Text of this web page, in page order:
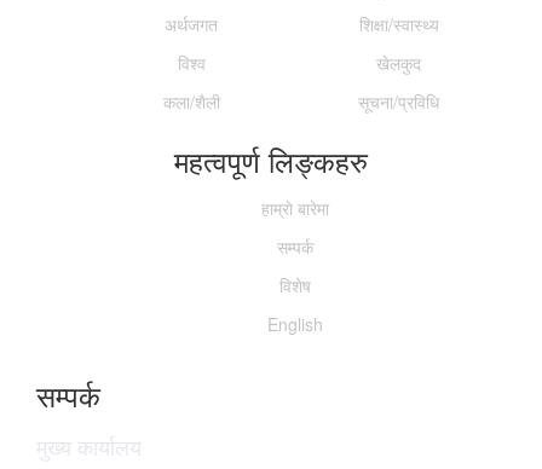
अर्थजगत
शिक्षा/स्वास्थ्य
विश्व
खेलकुद
कला/शैली
सूचना/प्रविधि
महत्वपूर्ण लिङ्कहरु
हाम्राे बारेमा
सम्पर्क
विशेष
English
सम्पर्क
मुख्य कार्यालय